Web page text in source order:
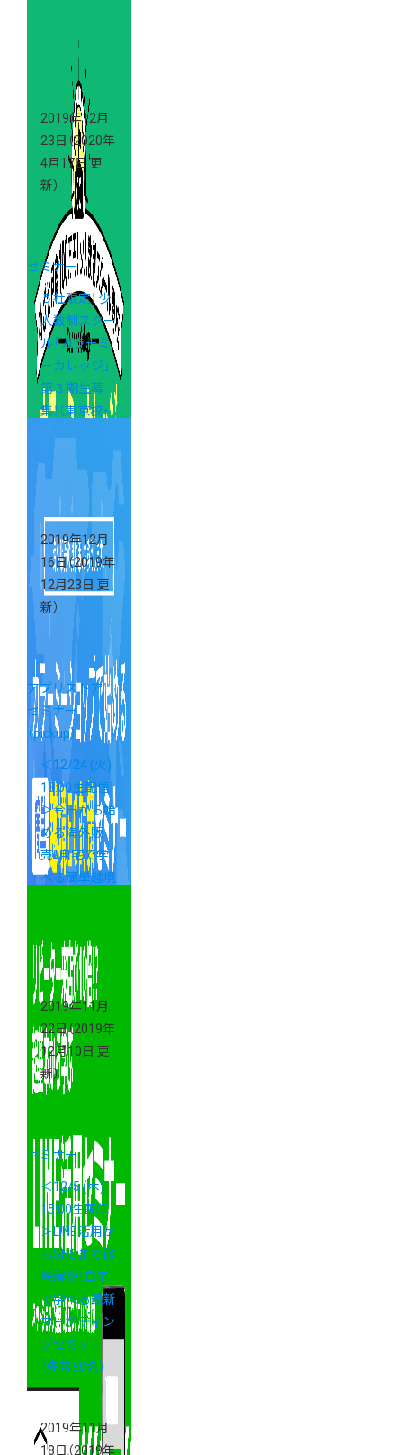
2019年12月
23日 （2020年
4月17日 更
新）
セミナー
５社限定！ 少
人数制スクー
ル「カラーミ
ーカレッジ」
第３期生募
集！（東京校・
2019年12月
16日（2019年
12月23日 更
新）
アプリストア
セミナー
（pickup）
＜12/24 (火)
18:00生配信
＞今日から始
める海外販
売！自宅で学
べる簡単越境
2019年11月
22日（2019年
12月10日 更
新）
セミナー
＜12/5 (木)
15:00生配信
＞LINE活用か
らSNSまで徹
底解説！自宅
で学べる最新
マーケティン
グセミナー
（先着50名）
2019年11月
18日（2019年